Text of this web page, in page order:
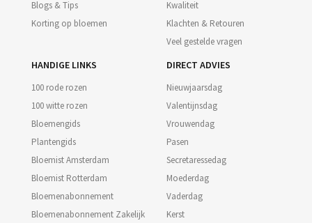
Blogs & Tips
Korting op bloemen
Kwaliteit
Klachten & Retouren
Veel gestelde vragen
HANDIGE LINKS
100 rode rozen
100 witte rozen
Bloemengids
Plantengids
Bloemist Amsterdam
Bloemist Rotterdam
Bloemenabonnement
Bloemenabonnement Zakelijk
DIRECT ADVIES
Nieuwjaarsdag
Valentijnsdag
Vrouwendag
Pasen
Secretaressedag
Moederdag
Vaderdag
Kerst